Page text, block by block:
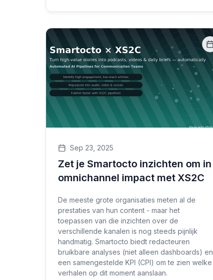
Sep 23, 2025
Zet je Smartocto inzichten om in
omnichannel impact met XS2C
De meeste grote organisaties meten al de
prestaties van hun content - maar het
toepassen van die inzichten over de
verschillende kanalen is nog steeds pijnlijk
handmatig. Smartocto biedt redacteuren
bruikbare analyses (niet alleen dashboards) en
een samengestelde KPI (CPI) om te zien welke
verhalen op dit moment aanslaan.